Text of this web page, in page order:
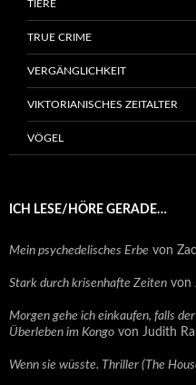
TIERE
TRUE CRIME
VERGÄNGLICHKEIT
VIKTORIANISCHES ZEITALTER
VÖGEL
ICH LESE/HÖRE GERADE…
Mein psychedelisches Erbe von
Stark durch krisenhafte Zeiten von
Morgen gehe ich einkaufen, falls
Überleben im Kongo von Judith
Wenn sie wüsste. Thriller (The